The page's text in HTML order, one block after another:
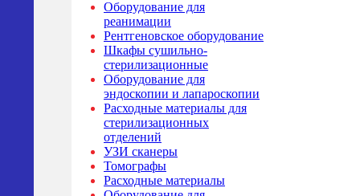
Оборудование для
реанимации
Рентгеновское оборудование
Шкафы сушильно-
стерилизационные
Оборудование для
эндоскопии и лапароскопии
Расходные материалы для
стерилизационных
отделений
УЗИ сканеры
Томографы
Расходные материалы